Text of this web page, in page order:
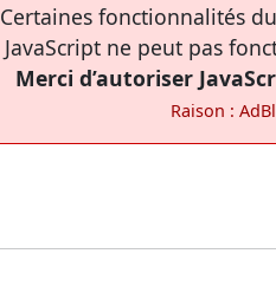
Certaines fonctionnalités
JavaScript ne peut pas
Merci d’autoriser
Raison :